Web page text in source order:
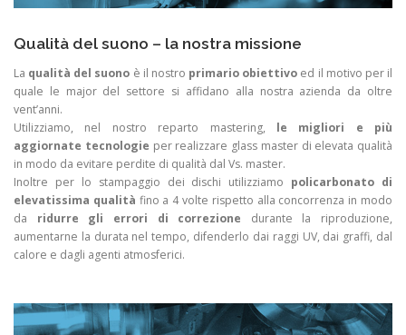
Qualità del suono – la nostra missione
La qualità del suono è il nostro primario obiettivo ed il motivo per il
quale le major del settore si affidano alla nostra azienda da oltre
vent’anni.
Utilizziamo, nel nostro reparto mastering, le migliori e più
aggiornate tecnologie per realizzare glass master di elevata qualità
in modo da evitare perdite di qualità dal Vs. master.
Inoltre per lo stampaggio dei dischi utilizziamo policarbonato di
elevatissima qualità fino a 4 volte rispetto alla concorrenza in modo
da ridurre gli errori di correzione durante la riproduzione,
aumentarne la durata nel tempo, difenderlo dai raggi UV, dai graffi, dal
calore e dagli agenti atmosferici.